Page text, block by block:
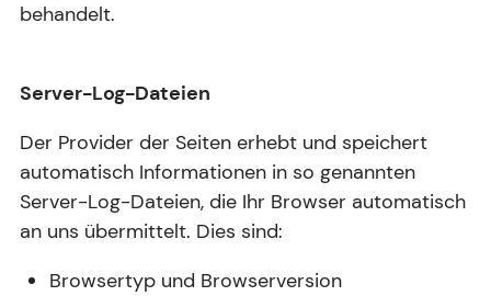
behandelt.
Server-Log-Dateien
Der Provider der Seiten erhebt und speichert
automatisch Informationen in so genannten
Server-Log-Dateien, die Ihr Browser automatisch
an uns übermittelt. Dies sind:
Browsertyp und Browserversion